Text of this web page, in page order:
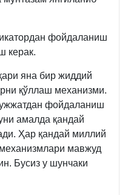
фойдаланиш
керак.
яна бир жиддий
қўллаш механизми.
фойдаланиш
амалда қандай
Ҳар қандай миллий
мавжуд
Бусиз у шунчаки